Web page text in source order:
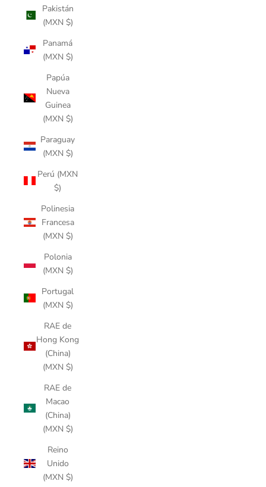
Pakistán
(MXN $)
Panamá
(MXN $)
Papúa
Nueva
Guinea
(MXN $)
Paraguay
(MXN $)
Perú (MXN
$)
Polinesia
Francesa
(MXN $)
Polonia
(MXN $)
Portugal
(MXN $)
RAE de
Hong Kong
(China)
(MXN $)
RAE de
Macao
(China)
(MXN $)
Reino
Unido
(MXN $)